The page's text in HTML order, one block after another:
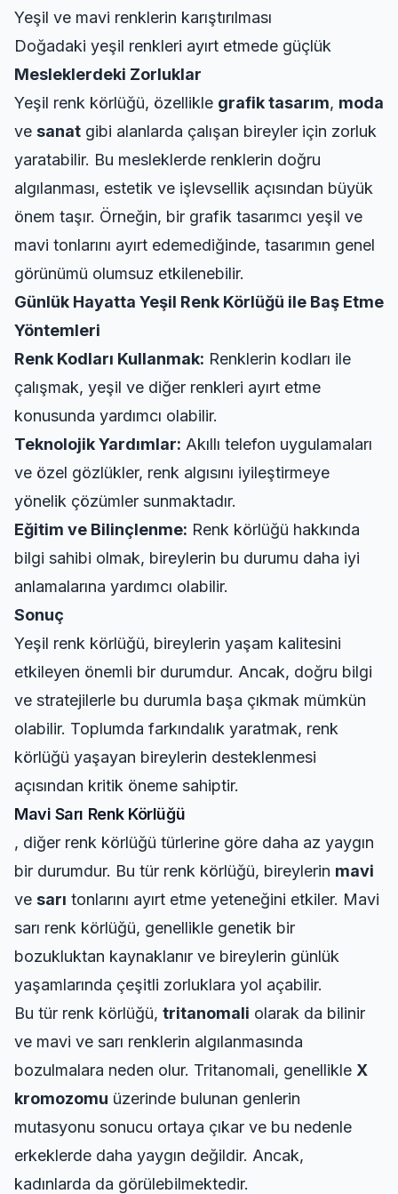
Yeşil ve mavi renklerin karıştırılması
Doğadaki yeşil renkleri ayırt etmede güçlük
Mesleklerdeki Zorluklar
Yeşil renk körlüğü, özellikle grafik tasarım, moda
ve sanat gibi alanlarda çalışan bireyler için zorluk
yaratabilir. Bu mesleklerde renklerin doğru
algılanması, estetik ve işlevsellik açısından büyük
önem taşır. Örneğin, bir grafik tasarımcı yeşil ve
mavi tonlarını ayırt edemediğinde, tasarımın genel
görünümü olumsuz etkilenebilir.
Günlük Hayatta Yeşil Renk Körlüğü ile Baş Etme
Yöntemleri
Renk Kodları Kullanmak: Renklerin kodları ile
çalışmak, yeşil ve diğer renkleri ayırt etme
konusunda yardımcı olabilir.
Teknolojik Yardımlar: Akıllı telefon uygulamaları
ve özel gözlükler, renk algısını iyileştirmeye
yönelik çözümler sunmaktadır.
Eğitim ve Bilinçlenme: Renk körlüğü hakkında
bilgi sahibi olmak, bireylerin bu durumu daha iyi
anlamalarına yardımcı olabilir.
Sonuç
Yeşil renk körlüğü, bireylerin yaşam kalitesini
etkileyen önemli bir durumdur. Ancak, doğru bilgi
ve stratejilerle bu durumla başa çıkmak mümkün
olabilir. Toplumda farkındalık yaratmak, renk
körlüğü yaşayan bireylerin desteklenmesi
açısından kritik öneme sahiptir.
Mavi Sarı Renk Körlüğü
, diğer renk körlüğü türlerine göre daha az yaygın
bir durumdur. Bu tür renk körlüğü, bireylerin mavi
ve sarı tonlarını ayırt etme yeteneğini etkiler. Mavi
sarı renk körlüğü, genellikle genetik bir
bozukluktan kaynaklanır ve bireylerin günlük
yaşamlarında çeşitli zorluklara yol açabilir.
Bu tür renk körlüğü, tritanomali olarak da bilinir
ve mavi ve sarı renklerin algılanmasında
bozulmalara neden olur. Tritanomali, genellikle X
kromozomu üzerinde bulunan genlerin
mutasyonu sonucu ortaya çıkar ve bu nedenle
erkeklerde daha yaygın değildir. Ancak,
kadınlarda da görülebilmektedir.